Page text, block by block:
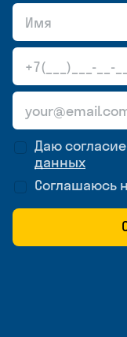
Даю
данных
Соглашаюсь